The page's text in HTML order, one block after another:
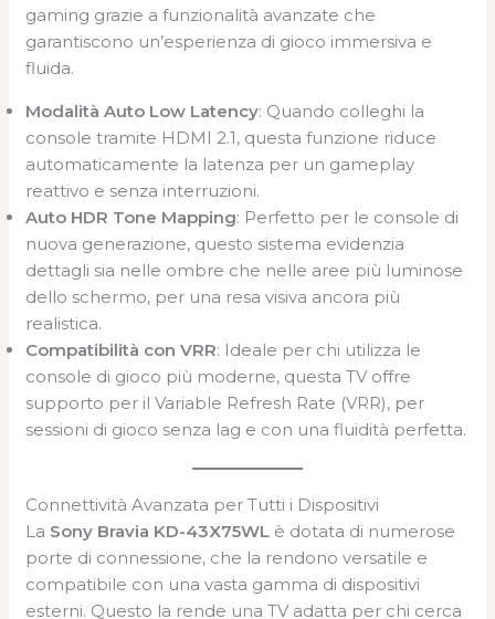
gaming grazie a funzionalità avanzate che
garantiscono un’esperienza di gioco immersiva e
fluida.
Modalità Auto Low Latency: Quando colleghi la
console tramite HDMI 2.1, questa funzione riduce
automaticamente la latenza per un gameplay
reattivo e senza interruzioni.
Auto HDR Tone Mapping: Perfetto per le console di
nuova generazione, questo sistema evidenzia
dettagli sia nelle ombre che nelle aree più luminose
dello schermo, per una resa visiva ancora più
realistica.
Compatibilità con VRR: Ideale per chi utilizza le
console di gioco più moderne, questa TV offre
supporto per il Variable Refresh Rate (VRR), per
sessioni di gioco senza lag e con una fluidità perfetta.
Connettività Avanzata per Tutti i Dispositivi
La Sony Bravia KD-43X75WL è dotata di numerose
porte di connessione, che la rendono versatile e
compatibile con una vasta gamma di dispositivi
esterni. Questo la rende una TV adatta per chi cerca